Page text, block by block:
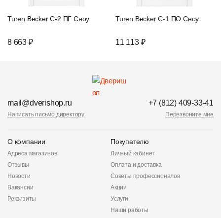
Turen Becker С-2 ПГ Сноу
8 663 ₽
Turen Becker С-1 ПО Сноу
11 113 ₽
mail@dverishop.ru
Написать письмо директору
+7 (812) 409-33-41
Перезвоните мне
О компании
Адреса магазинов
Отзывы
Новости
Вакансии
Реквизиты
Покупателю
Личный кабинет
Оплата и доставка
Советы профессионалов
Акции
Услуги
Наши работы